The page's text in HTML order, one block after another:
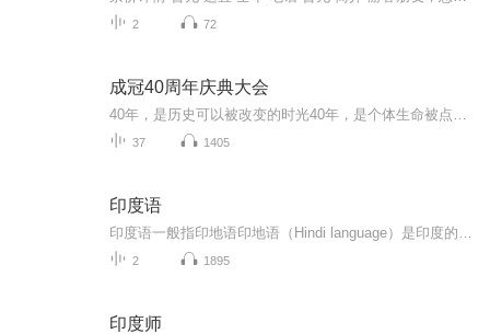
2 72
成冠40周年庆典大会
37 1405
印度语
2 1895
印度师